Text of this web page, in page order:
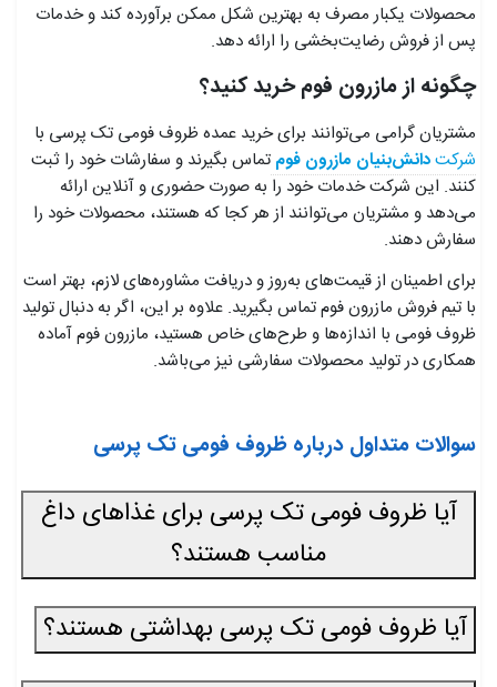
محصولات یکبار مصرف به بهترین شکل ممکن برآورده کند و خدمات
پس از فروش رضایت‌بخشی را ارائه دهد.
چگونه از مازرون فوم خرید کنید؟
مشتریان گرامی می‌توانند برای خرید عمده ظروف فومی تک پرسی با
شرکتدانش‌بنیان مازرون فوم تماس بگیرند و سفارشات خود را ثبت
کنند. این شرکت خدمات خود را به صورت حضوری و آنلاین ارائه
می‌دهد و مشتریان می‌توانند از هر کجا که هستند، محصولات خود را
سفارش دهند.
برای اطمینان از قیمت‌های به‌روز و دریافت مشاوره‌های لازم، بهتر است
با تیم فروش مازرون فوم تماس بگیرید. علاوه بر این، اگر به دنبال تولید
ظروف فومی با اندازه‌ها و طرح‌های خاص هستید، مازرون فوم آماده
همکاری در تولید محصولات سفارشی نیز می‌باشد.
سوالات متداول درباره ظروف فومی تک پرسی
آیا ظروف فومی تک پرسی برای غذاهای داغ
مناسب هستند؟
آیا ظروف فومی تک پرسی بهداشتی هستند؟